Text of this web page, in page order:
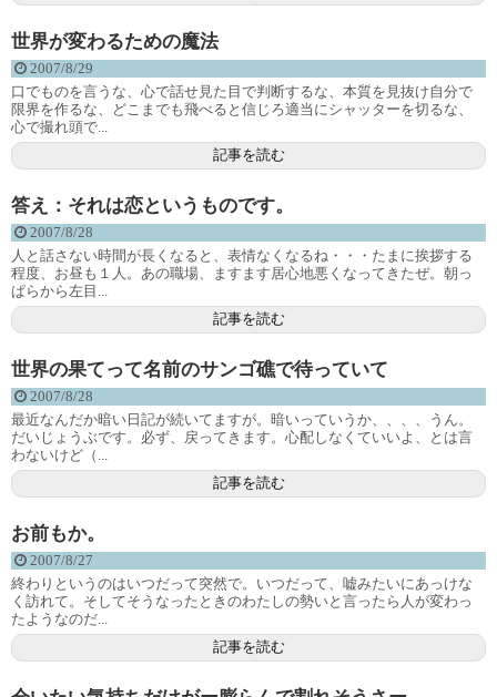
世界が変わるための魔法
2007/8/29
口でものを言うな、心で話せ見た目で判断するな、本質を見抜け自分で
限界を作るな、どこまでも飛べると信じろ適当にシャッターを切るな、
心で撮れ頭で...
記事を読む
答え：それは恋というものです。
2007/8/28
人と話さない時間が長くなると、表情なくなるね・・・たまに挨拶する
程度、お昼も１人。あの職場、ますます居心地悪くなってきたぜ。朝っ
ぱらから左目...
記事を読む
世界の果てって名前のサンゴ礁で待っていて
2007/8/28
最近なんだか暗い日記が続いてますが。暗いっていうか、、、、うん。
だいじょうぶです。必ず、戻ってきます。心配しなくていいよ、とは言
わないけど（...
記事を読む
お前もか。
2007/8/27
終わりというのはいつだって突然で。いつだって、嘘みたいにあっけな
く訪れて。そしてそうなったときのわたしの勢いと言ったら人が変わっ
たようなのだ...
記事を読む